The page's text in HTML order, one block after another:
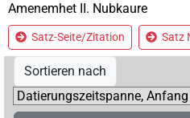
Amenemhet II. Nubkaure
Satz-Seite/Zitation
Sortieren nach